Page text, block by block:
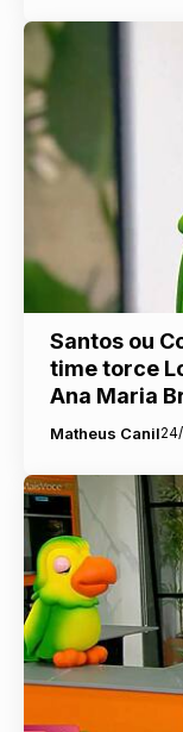
Santos ou
time torce
Ana Maria
Matheus Canil